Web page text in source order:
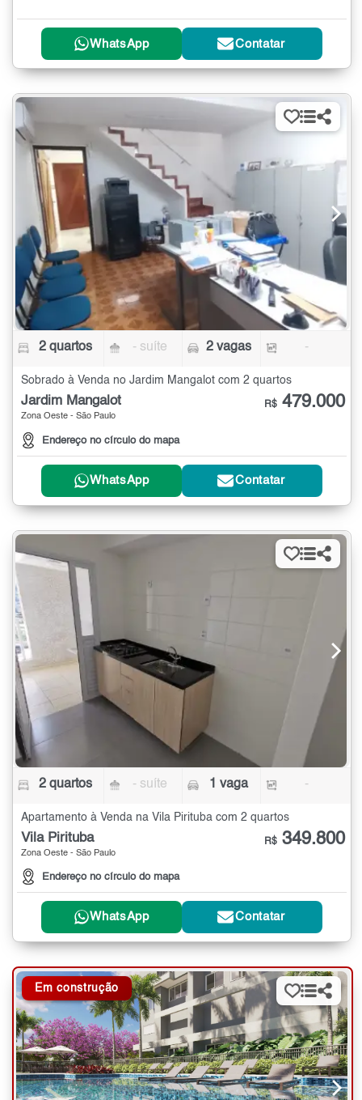
WhatsApp Contatar
2 quartos - suíte 2 vagas -
Sobrado à Venda no Jardim Mangalot com 2 quartos
Jardim Mangalot
Zona Oeste - São Paulo
Endereço no círculo do mapa
R$ 479.000
WhatsApp Contatar
2 quartos - suíte 1 vaga -
Apartamento à Venda na Vila Pirituba com 2 quartos
Vila Pirituba
Zona Oeste - São Paulo
Endereço no círculo do mapa
R$ 349.800
WhatsApp Contatar
Em construção